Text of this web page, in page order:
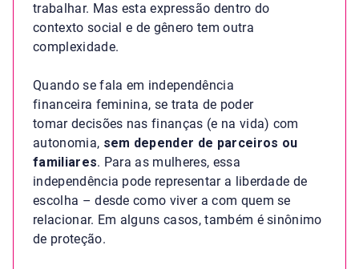
trabalhar. Mas esta expressão dentro do
contexto social e de gênero tem outra
complexidade.
Quando se fala em independência
financeira feminina, se trata de poder
tomar decisões nas finanças (e na vida) com
autonomia, sem depender de parceiros ou
familiares. Para as mulheres, essa
independência pode representar a liberdade de
escolha – desde como viver a com quem se
relacionar. Em alguns casos, também é sinônimo
de proteção.